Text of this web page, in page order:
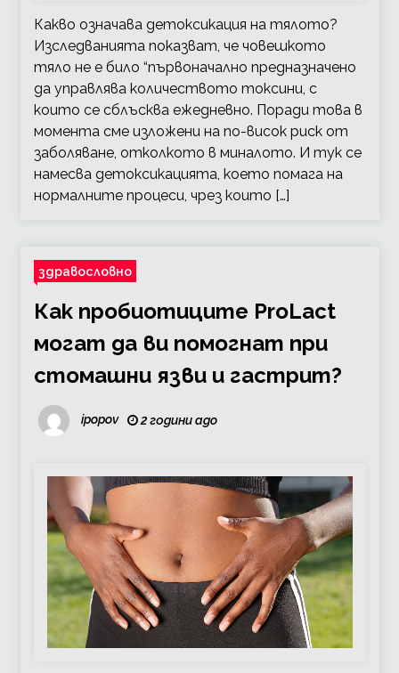
Какво означава детоксикация на тялото?
Изследванията показват, че човешкото
тяло не е било “първоначално предназначено
да управлява количеството токсини, с
които се сблъсква ежедневно. Поради това в
момента сме изложени на по-висок риск от
заболяване, отколкото в миналото. И тук се
намесва детоксикацията, което помага на
нормалните процеси, чрез които […]
здравословно
Как пробиотиците ProLact
могат да ви помогнат при
стомашни язви и гастрит?
ipopov 2 години ago